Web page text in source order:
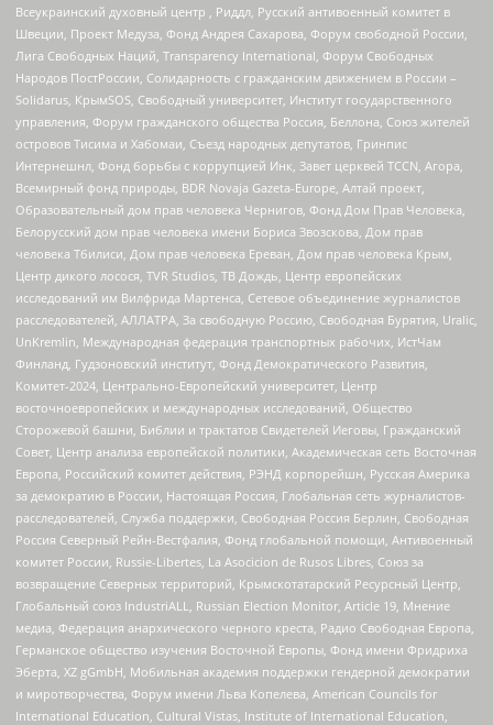
Всеукраинский духовный центр , Риддл, Русский антивоенный комитет в
Швеции, Проект Медуза, Фонд Андрея Сахарова, Форум свободной России,
Лига Свободных Наций, Transparеncy International, Форум Свободных
Народов ПостРоссии, Солидарность с гражданским движением в России –
Solidarus, КрымSOS, Свободный университет, Институт государственного
управления, Форум гражданского общества Россия, Беллона, Союз жителей
островов Тисима и Хабомаи, Съезд народных депутатов, Гринпис
Интернешнл, Фонд борьбы с коррупцией Инк, Завет церквей TCCN, Агора,
Всемирный фонд природы, BDR Novaja Gazeta-Europe, Алтай проект,
Образовательный дом прав человека Чернигов, Фонд Дом Прав Человека,
Белорусский дом прав человека имени Бориса Звозскова, Дом прав
человека Тбилиси, Дом прав человека Ереван, Дом прав человека Крым,
Центр дикого лосося, TVR Studios, ТВ Дождь, Центр европейских
исследований им Вилфрида Мартенса, Сетевое объединение журналистов
расследователей, АЛЛАТРА, За свободную Россию, Свободная Бурятия, Uralic,
UnKremlin, Международная федерация транспортных рабочих, ИстЧам
Финланд, Гудзоновский институт, Фонд Демократического Развития,
Комитет-2024, Центрально-Европейский университет, Центр
восточноевропейских и международных исследований, Общество
Сторожевой башни, Библии и трактатов Свидетелей Иеговы, Гражданский
Совет, Центр анализа европейской политики, Академическая сеть Восточная
Европа, Российский комитет действия, РЭНД корпорейшн, Русская Америка
за демократию в России, Настоящая Россия, Глобальная сеть журналистов-
расследователей, Служба поддержки, Свободная Россия Берлин, Свободная
Россия Северный Рейн-Вестфалия, Фонд глобальной помощи, Антивоенный
комитет России, Russie-Libertes, La Asocicion de Rusos Libres, Союз за
возвращение Северных территорий, Крымскотатарский Ресурсный Центр,
Глобальный союз IndustriALL, Russian Election Monitor, Article 19, Мнение
медиа, Федерация анархического черного креста, Радио Свободная Европа,
Германское общество изучения Восточной Европы, Фонд имени Фридриха
Эберта, XZ gGmbH, Мобильная академия поддержки гендерной демократии
и миротворчества, Форум имени Льва Копелева, American Councils for
International Education, Cultural Vistas, Institute of International Education,